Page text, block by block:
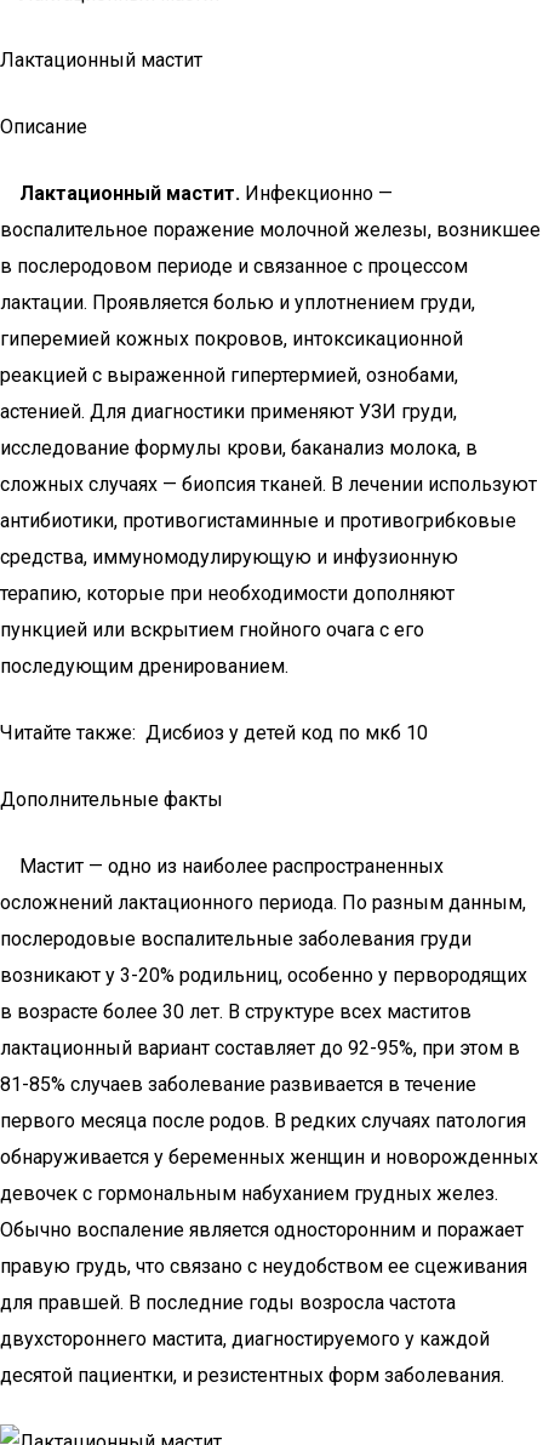
Лактационный мастит
Описание
Лактационный мастит. Инфекционно —
воспалительное поражение молочной железы, возникшее
в послеродовом периоде и связанное с процессом
лактации. Проявляется болью и уплотнением груди,
гиперемией кожных покровов, интоксикационной
реакцией с выраженной гипертермией, ознобами,
астенией. Для диагностики применяют УЗИ груди,
исследование формулы крови, баканализ молока, в
сложных случаях — биопсия тканей. В лечении используют
антибиотики, противогистаминные и противогрибковые
средства, иммуномодулирующую и инфузионную
терапию, которые при необходимости дополняют
пункцией или вскрытием гнойного очага с его
последующим дренированием.
Читайте также: Дисбиоз у детей код по мкб 10
Дополнительные факты
Мастит — одно из наиболее распространенных
осложнений лактационного периода. По разным данным,
послеродовые воспалительные заболевания груди
возникают у 3-20% родильниц, особенно у первородящих
в возрасте более 30 лет. В структуре всех маститов
лактационный вариант составляет до 92-95%, при этом в
81-85% случаев заболевание развивается в течение
первого месяца после родов. В редких случаях патология
обнаруживается у беременных женщин и новорожденных
девочек с гормональным набуханием грудных желез.
Обычно воспаление является односторонним и поражает
правую грудь, что связано с неудобством ее сцеживания
для правшей. В последние годы возросла частота
двухстороннего мастита, диагностируемого у каждой
десятой пациентки, и резистентных форм заболевания.